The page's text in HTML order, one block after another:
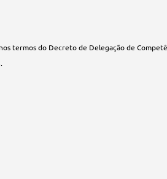
termos do Decreto de Delegação de